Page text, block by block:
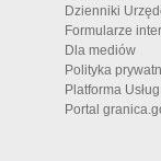
Dzienniki
Formularze
Dla mediów
Polityka
Platforma
Portal